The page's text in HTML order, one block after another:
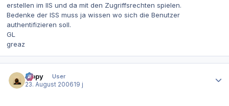
erstellen im IIS und da mit den Zugriffsrechten spielen.
Bedenke der ISS muss ja wissen wo sich die Benutzer
authentifizieren soll.
GL
greaz
toppy
User
23. August 200619 j